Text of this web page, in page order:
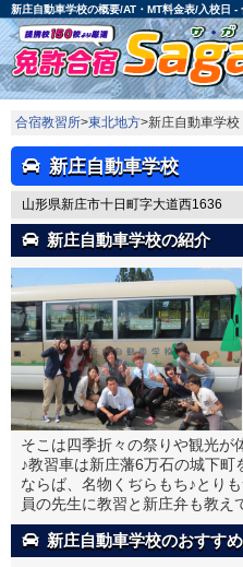
新庄自動車学校の概要/AT・MT料金表/入校日 -
合宿教習所>東北地方>新庄自動車学校
新庄自動車学校
山形県新庄市十日町字大道西1636
新庄自動車学校の紹介
そこは四季折々の祭りや観光が
♪教習車は新庄藩6万石の城下町
ならば、名物くぢらもち♪とり
員の先生に教習と新庄弁も教え
新庄自動車学校のおすす